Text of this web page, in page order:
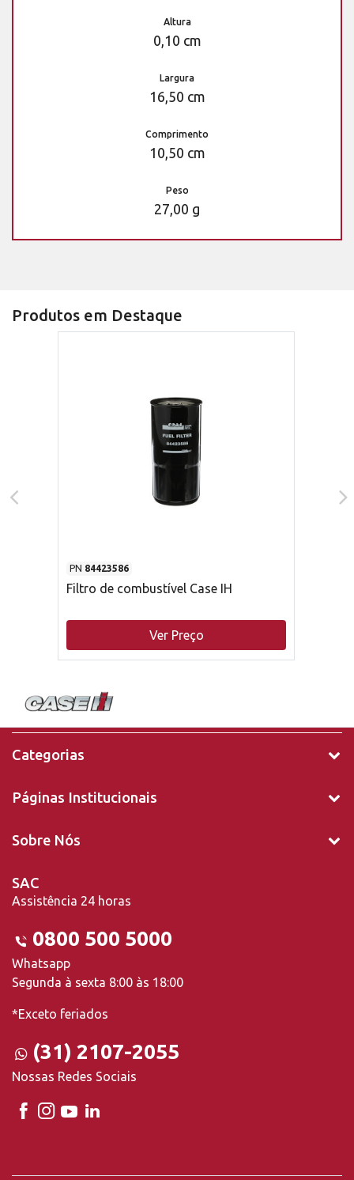
Altura
0,10 cm
Largura
16,50 cm
Comprimento
10,50 cm
Peso
27,00 g
Produtos em Destaque
PN 84423586
Filtro de combustível Case IH
Ver Preço
Categorias
Páginas Institucionais
Sobre Nós
SAC
Assistência 24 horas
0800 500 5000
Whatsapp
Segunda à sexta 8:00 às 18:00
*Exceto feriados
(31) 2107-2055
Nossas Redes Sociais